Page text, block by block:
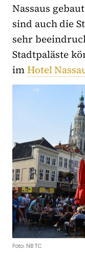
Nassaus
sind auch die
sehr
Stadtpaläste
imHotel
Foto: NBTC